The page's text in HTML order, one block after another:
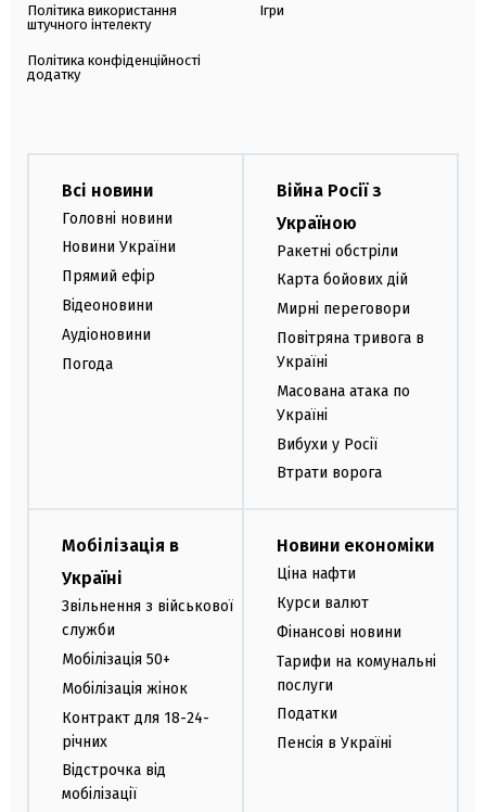
Політика використання
штучного інтелекту
Політика конфіденційності
додатку
Ігри
Всі новини
Головні новини
Новини України
Прямий ефір
Відеоновини
Аудіоновини
Погода
Війна Росії з
Україною
Ракетні обстріли
Карта бойових дій
Мирні переговори
Повітряна тривога в
Україні
Масована атака по
Україні
Вибухи у Росії
Втрати ворога
Мобілізація в
Україні
Звільнення з військової
служби
Мобілізація 50+
Мобілізація жінок
Контракт для 18-24-
річних
Відстрочка від
мобілізації
Новини економіки
Ціна нафти
Курси валют
Фінансові новини
Тарифи на комунальні
послуги
Податки
Пенсія в Україні